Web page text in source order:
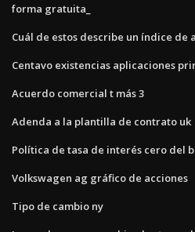
forma gratuita_
Cuál de estos describe un índice de
Centavo existencias aplicaciones
Acuerdo comercial t más 3
Adenda a la plantilla de contrato uk
Política de tasa de interés cero del
Volkswagen ag gráfico de acciones
Tipo de cambio ny